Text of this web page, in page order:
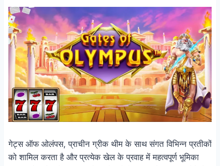
गेट्स ऑफ ओलंपस, प्राचीन ग्रीक थीम के साथ संगत विभिन्न प्रतीकों
को शामिल करता है और प्रत्येक खेल के प्रवाह में महत्वपूर्ण भूमिका